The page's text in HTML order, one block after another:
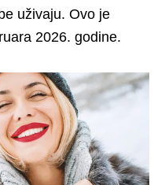
uživaju. Ovo je
2026. godine.